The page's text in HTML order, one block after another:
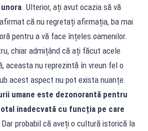
. Ulterior, ați avut ocazia să vă
că nu regretați afirmația, ba mai
pentru a vă face înțeles oamenilor.
chiar admițând că ați făcut acele
aceasta nu reprezintă în vreun fel o
acest aspect nu pot exista nuanțe.
umane este dezonorantă pentru
inadecvată cu funcția pe care
Dar probabil că aveți o cultură istorică la